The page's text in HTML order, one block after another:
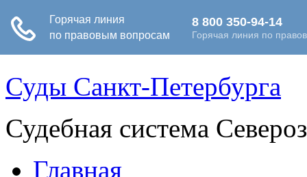
Суды Санкт-Петербурга
Судебная система
Главная